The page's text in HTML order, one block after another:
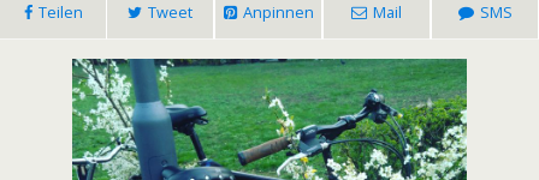
Teilen Tweet Anpinnen Mail SMS